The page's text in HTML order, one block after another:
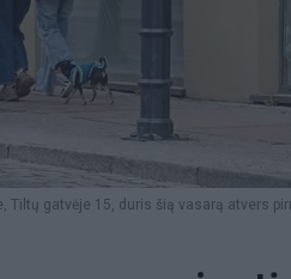
Tiltų gatvėje 15, duris šią vasarą atvers